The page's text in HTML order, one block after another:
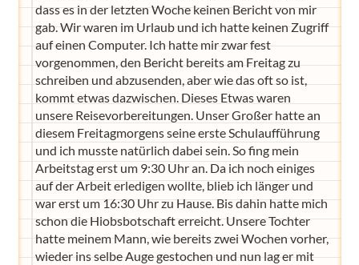
dass es in der letzten Woche keinen Bericht von mir
gab. Wir waren im Urlaub und ich hatte keinen Zugriff
auf einen Computer. Ich hatte mir zwar fest
vorgenommen, den Bericht bereits am Freitag zu
schreiben und abzusenden, aber wie das oft so ist,
kommt etwas dazwischen. Dieses Etwas waren
unsere Reisevorbereitungen. Unser Großer hatte an
diesem Freitagmorgens seine erste Schulaufführung
und ich musste natürlich dabei sein. So fing mein
Arbeitstag erst um 9:30 Uhr an. Da ich noch einiges
auf der Arbeit erledigen wollte, blieb ich länger und
war erst um 16:30 Uhr zu Hause. Bis dahin hatte mich
schon die Hiobsbotschaft erreicht. Unsere Tochter
hatte meinem Mann, wie bereits zwei Wochen vorher,
wieder ins selbe Auge gestochen und nun lag er mit